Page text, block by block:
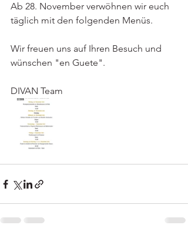
Ab 28. November verwöhnen wir euch
täglich mit den folgenden Menüs.
Wir freuen uns auf Ihren Besuch und
wünschen "en Guete".
DIVAN Team